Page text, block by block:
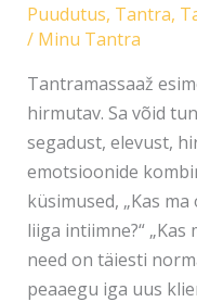
Puudutus, Tantra,
/ Minu Tantra
Tantramassaaž
hirmutav. Sa võid
segadust, elevust,
emotsioonide
küsimused, „Kas ma
liiga intiimne?“ „Kas
need on täiesti
peaaegu iga uus